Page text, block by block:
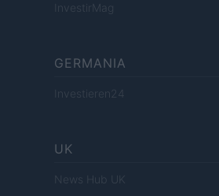
InvestirMag
GERMANIA
Investieren24
UK
News Hub UK